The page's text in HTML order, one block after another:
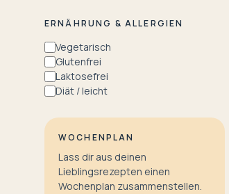
ERNÄHRUNG & ALLERGIEN
Vegetarisch
Glutenfrei
Laktosefrei
Diät / leicht
WOCHENPLAN
Lass dir aus deinen
Lieblingsrezepten einen
Wochenplan zusammenstellen.